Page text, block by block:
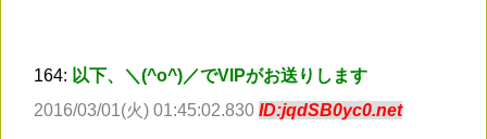
164: 以下、＼(^o^)／でVIPがお送りします
2016/03/01(火) 01:45:02.830 ID:jqdSB0yc0.net